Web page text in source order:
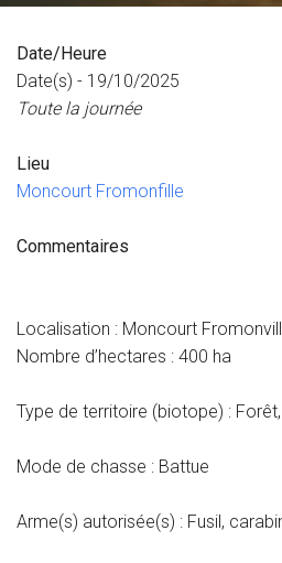
Date/Heure
Date(s) - 19/10/2025
Toute la journée
Lieu
Moncourt Fromonfille
Commentaires
Localisation : Moncourt
Nombre d’hectares : 400 ha
Type de territoire (biotope) :
Mode de chasse : Battue
Arme(s) autorisée(s) : Fusil,